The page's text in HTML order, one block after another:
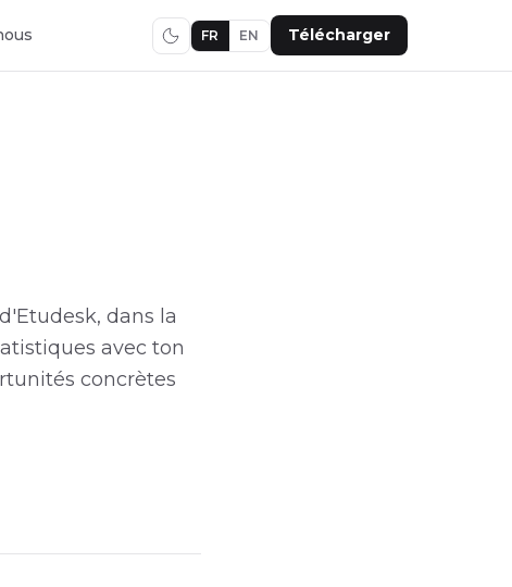
FR EN Télécharger
dans la
avec ton
concrètes